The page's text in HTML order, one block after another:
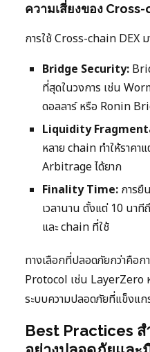
ความเสี่ยงของ Cross-
การใช้ Cross-chain DEX
Bridge Security:
ที่สุดในวงการ เช่น
ดอลลาร์ หรือ Ronin
Liquidity
หลาย chain ทำให้ราคา
Arbitrage ได้ยาก
Finality Time: การยื
เวลานาน ตั้งแต่ 10 นา
และ chain ที่ใช้
ทางเลือกที่ปลอดภัยกว่าคือ
Protocol เช่น LayerZero
ระบบความปลอดภัยที่แข็งแ
Best Practices ส